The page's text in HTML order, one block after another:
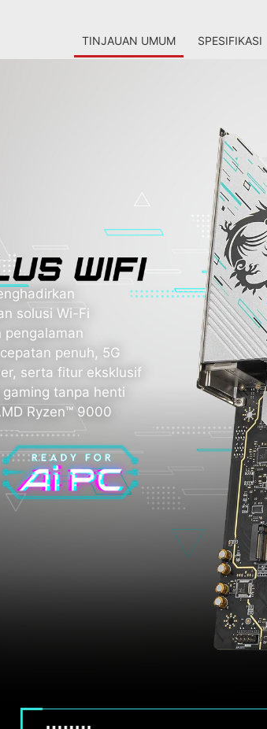
TINJAUAN UMUM SPESIFIKASI
solusi Wi-Fi
pengalaman
penuh, 5G
serta fitur eksklusif
tanpa henti
Ryzen™ 9000